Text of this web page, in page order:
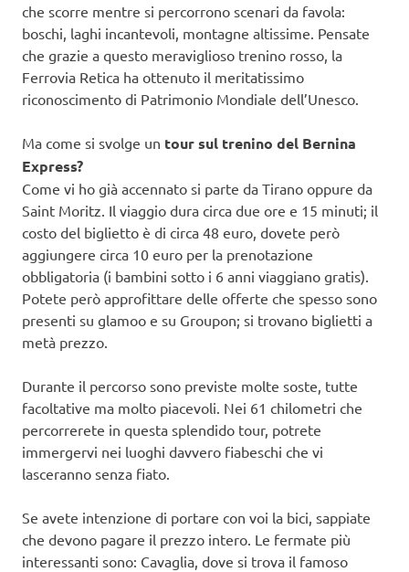
che scorre mentre si percorrono scenari da favola:
boschi, laghi incantevoli, montagne altissime. Pensate
che grazie a questo meraviglioso trenino rosso, la
Ferrovia Retica ha ottenuto il meritatissimo
riconoscimento di Patrimonio Mondiale dell’Unesco.
Ma come si svolge un tour sul trenino del Bernina
Express?
Come vi ho già accennato si parte da Tirano oppure da
Saint Moritz. Il viaggio dura circa due ore e 15 minuti; il
costo del biglietto è di circa 48 euro, dovete però
aggiungere circa 10 euro per la prenotazione
obbligatoria (i bambini sotto i 6 anni viaggiano gratis).
Potete però approfittare delle offerte che spesso sono
presenti su glamoo e su Groupon; si trovano biglietti a
metà prezzo.
Durante il percorso sono previste molte soste, tutte
facoltative ma molto piacevoli. Nei 61 chilometri che
percorrerete in questa splendido tour, potrete
immergervi nei luoghi davvero fiabeschi che vi
lasceranno senza fiato.
Se avete intenzione di portare con voi la bici, sappiate
che devono pagare il prezzo intero. Le fermate più
interessanti sono: Cavaglia, dove si trova il famoso